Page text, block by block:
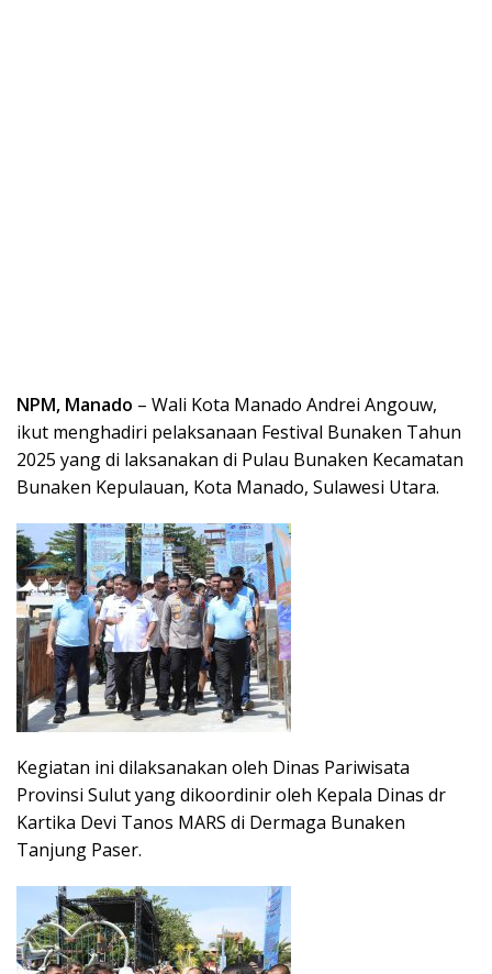
NPM, Manado – Wali Kota Manado Andrei Angouw,
ikut menghadiri pelaksanaan Festival Bunaken Tahun
2025 yang di laksanakan di Pulau Bunaken Kecamatan
Bunaken Kepulauan, Kota Manado, Sulawesi Utara.
Kegiatan ini dilaksanakan oleh Dinas Pariwisata
Provinsi Sulut yang dikoordinir oleh Kepala Dinas dr
Kartika Devi Tanos MARS di Dermaga Bunaken
Tanjung Paser.